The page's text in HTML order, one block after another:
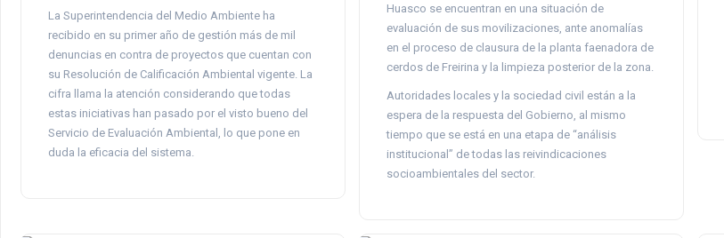
La Superintendencia del Medio Ambiente ha
recibido en su primer año de gestión más de mil
denuncias en contra de proyectos que cuentan con
su Resolución de Calificación Ambiental vigente. La
cifra llama la atención considerando que todas
estas iniciativas han pasado por el visto bueno del
Servicio de Evaluación Ambiental, lo que pone en
duda la eficacia del sistema.
Huasco se encuentran en una situación de
evaluación de sus movilizaciones, ante anomalías
en el proceso de clausura de la planta faenadora de
cerdos de Freirina y la limpieza posterior de la zona.
Autoridades locales y la sociedad civil están a la
espera de la respuesta del Gobierno, al mismo
tiempo que se está en una etapa de “análisis
institucional” de todas las reivindicaciones
socioambientales del sector.